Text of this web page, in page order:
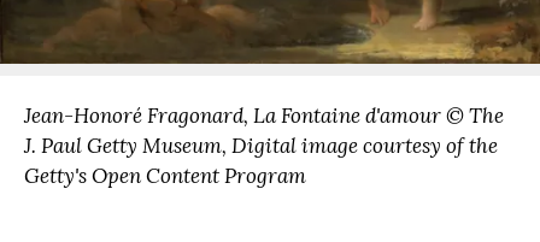
Jean-Honoré Fragonard, La Fontaine d'amour © The
J. Paul Getty Museum, Digital image courtesy of the
Getty's Open Content Program